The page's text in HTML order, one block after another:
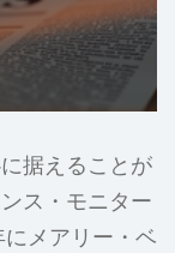
据えることが
ス・モニター
メアリー・ベ